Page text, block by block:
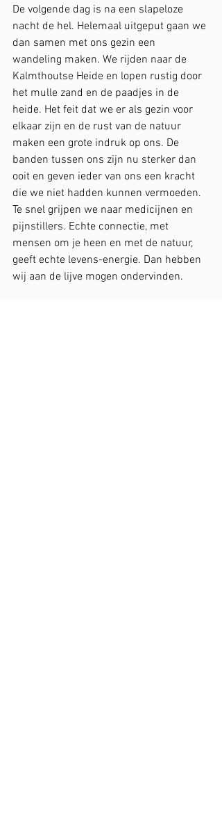
De volgende dag is na een slapeloze
nacht de hel. Helemaal uitgeput gaan we
dan samen met ons gezin een
wandeling maken. We rijden naar de
Kalmthoutse Heide en lopen rustig door
het mulle zand en de paadjes in de
heide. Het feit dat we er als gezin voor
elkaar zijn en de rust van de natuur
maken een grote indruk op ons. De
banden tussen ons zijn nu sterker dan
ooit en geven ieder van ons een kracht
die we niet hadden kunnen vermoeden.
Te snel grijpen we naar medicijnen en
pijnstillers. Echte connectie, met
mensen om je heen en met de natuur,
geeft echte levens-energie. Dan hebben
wij aan de lijve mogen ondervinden.